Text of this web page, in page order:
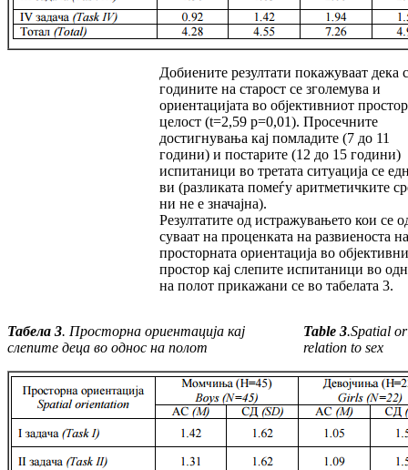
Добиените резултати покажуваат дека
годи­ни­те на старост се зголемува и
ориентацијата во објективниот
целост (t=2,59 p=0,01). Просечните
достигнувања кај пом­ла­дите (7 до 11
години) и постарите (12 до 15 години)
испитаници во третата ситуација се
ви (разликата помеѓу аритметичките
ни не е значајна).
Резултатите од истражувањето кои се
су­ваат на проценката на развиеноста на
прос­тор­на­та ориентација во
простор кај слепите испитаници во
на полот прика­жани се во табелата 3.
Табела 3. Просторна ориентација кај
слепите деца во однос на полот
Table 3.Spatial
relation to sex